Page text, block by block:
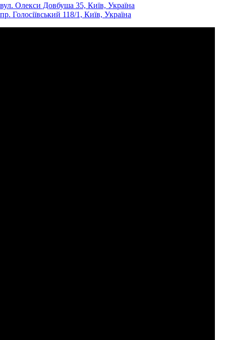
вул. Олекси Довбуша 35, Київ, Україна
пр. Голосіївський 118/1, Київ, Україна